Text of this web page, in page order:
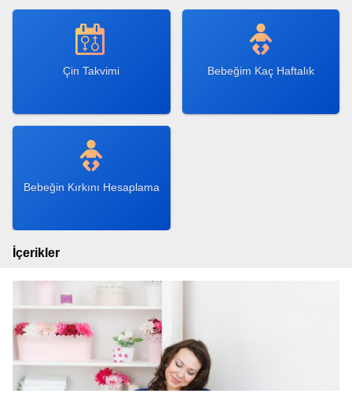
Çin Takvimi Bebeğim Kaç Haftalık
Bebeğin Kırkını Hesaplama
İçerikler